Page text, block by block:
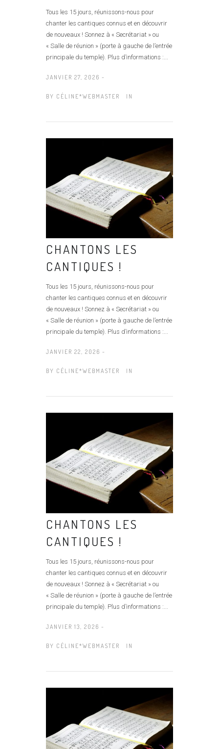
Tous les 15 jours, réunissons-nous pour
chanter les cantiques connus et en découvrir
de nouveaux ! Sonnez à « Secrétariat » ou
« Salle de réunion » (porte à gauche de l’entrée
principale du temple). Plus d’informations :...
JANVIER 27, 2026 -
BY CÉLINE*WEBMASTER IN
CHANTONS LES
CANTIQUES !
Tous les 15 jours, réunissons-nous pour
chanter les cantiques connus et en découvrir
de nouveaux ! Sonnez à « Secrétariat » ou
« Salle de réunion » (porte à gauche de l’entrée
principale du temple). Plus d’informations :...
JANVIER 22, 2026 -
BY CÉLINE*WEBMASTER IN
CHANTONS LES
CANTIQUES !
Tous les 15 jours, réunissons-nous pour
chanter les cantiques connus et en découvrir
de nouveaux ! Sonnez à « Secrétariat » ou
« Salle de réunion » (porte à gauche de l’entrée
principale du temple). Plus d’informations :...
JANVIER 13, 2026 -
BY CÉLINE*WEBMASTER IN